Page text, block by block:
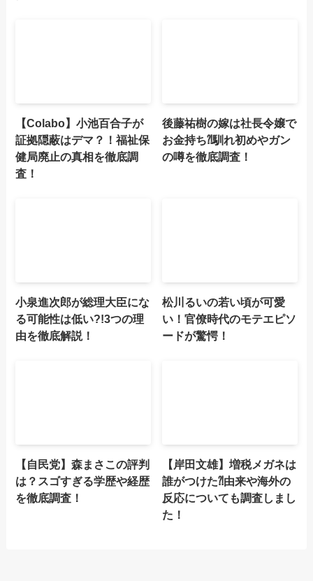
【Colabo】小池百合子が
証拠隠蔽はデマ？！福祉保
健局廃止の真相を徹底調
査！
後藤祐樹の嫁は社長令嬢で
お金持ち⁈馴れ初めやガン
の噂を徹底調査！
小泉進次郎が総理大臣にな
る可能性は低い?!3つの理
由を徹底解説！
松川るいの若い頃が可愛
い！官僚時代のモテエピソ
ードが驚愕！
【自民党】森まさこの評判
は？スゴすぎる学歴や経歴
を徹底調査！
【岸田文雄】増税メガネは
誰がつけた⁈由来や海外の
反応についても調査しまし
た！